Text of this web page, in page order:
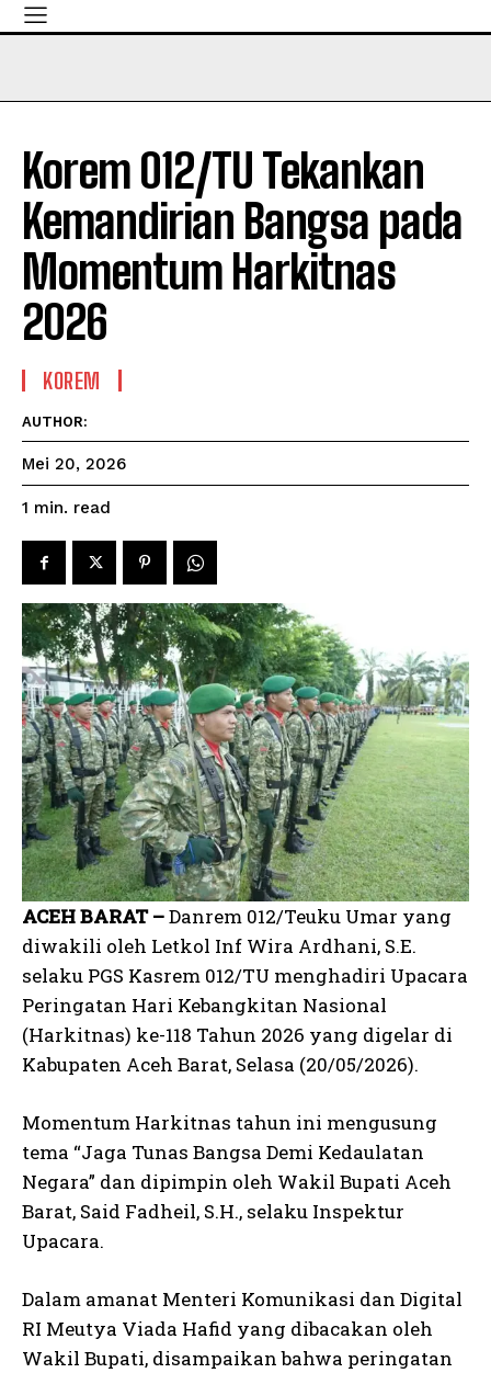
Korem 012/TU Tekankan
Kemandirian Bangsa pada
Momentum Harkitnas
2026
KOREM
AUTHOR:
Mei 20, 2026
1 min. read
ACEH BARAT –Danrem 012/Teuku Umar yang
diwakili oleh Letkol Inf Wira Ardhani, S.E.
selaku PGS Kasrem 012/TU menghadiri Upacara
Peringatan Hari Kebangkitan Nasional
(Harkitnas) ke-118 Tahun 2026 yang digelar di
Kabupaten Aceh Barat, Selasa (20/05/2026).
Momentum Harkitnas tahun ini mengusung
tema “Jaga Tunas Bangsa Demi Kedaulatan
Negara” dan dipimpin oleh Wakil Bupati Aceh
Barat, Said Fadheil, S.H., selaku Inspektur
Upacara.
Dalam amanat Menteri Komunikasi dan Digital
RI Meutya Viada Hafid yang dibacakan oleh
Wakil Bupati, disampaikan bahwa peringatan